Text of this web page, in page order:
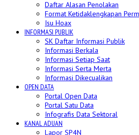
Daftar Alasan Penolakan
Format Ketidaklengkapan
Isu Hoax
INFORMASI PUBLIK
SK Daftar Informasi Publik
Informasi Berkala
Informasi Setiap Saat
Informasi Serta Merta
Informasi Dikecualikan
OPEN DATA
Portal Open Data
Portal Satu Data
Infografis Data Sektoral
KANAL ADUAN
Lapor SP4N